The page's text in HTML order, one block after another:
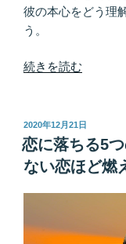
彼の本心をどう理
う。
“突
元
カ
レ
か
ら
復
続きを読む
投
稿
日:
2020年12月21日
恋に落ちる5
ない恋ほど燃